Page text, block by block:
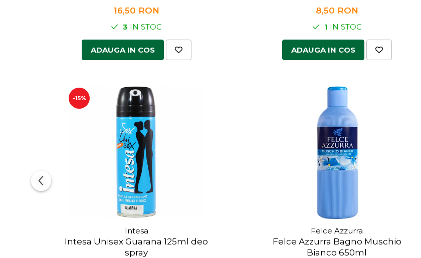
16,50 RON
3 IN STOC
ADAUGA IN COS
8,50 RON
1 IN STOC
ADAUGA IN COS
-15%
Intesa
Intesa Unisex Guarana 125ml deo
spray
Felce Azzurra
Felce Azzurra Bagno Muschio
Bianco 650ml